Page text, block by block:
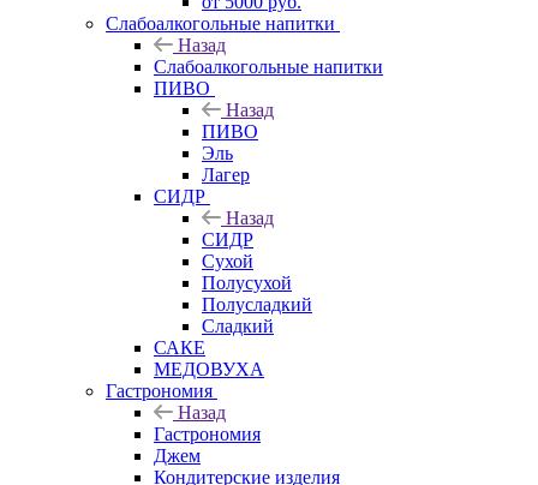
Слабоалкогольные напитки
Назад
Слабоалкогольные напитки
ПИВО
Назад
ПИВО
Эль
Лагер
СИДР
Назад
СИДР
Сухой
Полусухой
Полусладкий
Сладкий
САКЕ
МЕДОВУХА
Гастрономия
Назад
Гастрономия
Джем
Кондитерские изделия